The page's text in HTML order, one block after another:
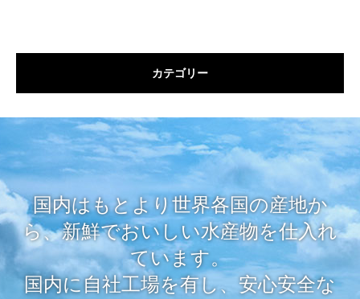
カテゴリー
国内はもとより世界各国の産地か
ら、新鮮でおいしい水産物を仕入れ
ています。
国内に自社工場を有し、安心安全な